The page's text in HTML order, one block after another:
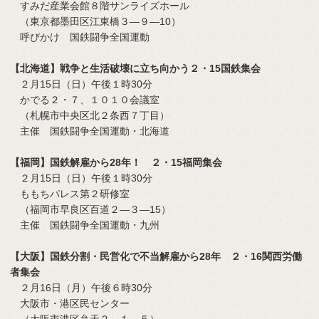
すみだ産業会館８階サンライズホール
（東京都墨田区江東橋３―９―10）
呼びかけ 国鉄闘争全国運動
【北海道】戦争と生活破壊に立ち向かう２・15国鉄集会
２月15日（日）午後１時30分
かでる２・７、１０１０会議室
（札幌市中央区北２条西７丁目）
主催 国鉄闘争全国運動・北海道
【福岡】国鉄解雇から28年！ ２・15福岡集会
２月15日（日）午後１時30分
ももちパレス第２研修室
（福岡市早良区百道２―３―15）
主催 国鉄闘争全国運動・九州
【大阪】国鉄分割・民営化で不当解雇から28年 ２・16関西労働
者集会
２月16日（月）午後６時30分
大阪市・港区民センター